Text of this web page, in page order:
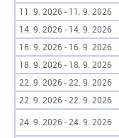
11. 9. 2026 - 11. 9. 2026
14. 9. 2026 - 14. 9. 2026
16. 9. 2026 - 16. 9. 2026
18. 9. 2026 - 18. 9. 2026
22. 9. 2026 - 22. 9. 2026
22. 9. 2026 - 22. 9. 2026
24. 9. 2026 - 24. 9. 2026